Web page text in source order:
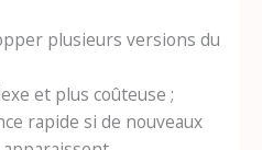
plusieurs versions du
et plus coûteuse ;
rapide si de nouveaux